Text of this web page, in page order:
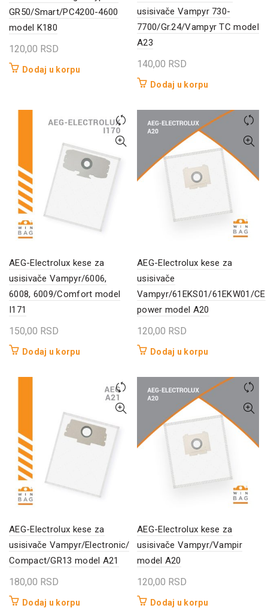
GR50/Smart/PC4200-4600
model K180
120,00 RSD
Dodaj u korpu
usisivače Vampyr 730-
7700/Gr.24/Vampyr TC model
A23
140,00 RSD
Dodaj u korpu
AEG-Electrolux kese za
usisivače Vampyr/6006,
6008, 6009/Comfort model
I171
150,00 RSD
Dodaj u korpu
AEG-Electrolux kese za
usisivače
Vampyr/61EKS01/61EKW01/CE
power model A20
120,00 RSD
Dodaj u korpu
AEG-Electrolux kese za
usisivače Vampyr/Electronic/
Compact/GR13 model A21
180,00 RSD
Dodaj u korpu
AEG-Electrolux kese za
usisivače Vampyr/Vampir
model A20
120,00 RSD
Dodaj u korpu